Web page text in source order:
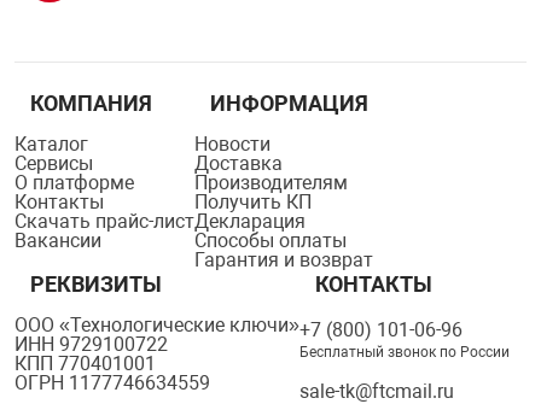
КОМПАНИЯ
Каталог
Сервисы
О платформе
Контакты
Скачать прайс-лист
Вакансии
ИНФОРМАЦИЯ
Новости
Доставка
Производителям
Получить КП
Декларация
Способы оплаты
Гарантия и возврат
РЕКВИЗИТЫ
ООО «Технологические ключи»
ИНН 9729100722
КПП 770401001
ОГРН 1177746634559
КОНТАКТЫ
+7 (800) 101-06-96
Бесплатный звонок по России
sale-tk@ftcmail.ru